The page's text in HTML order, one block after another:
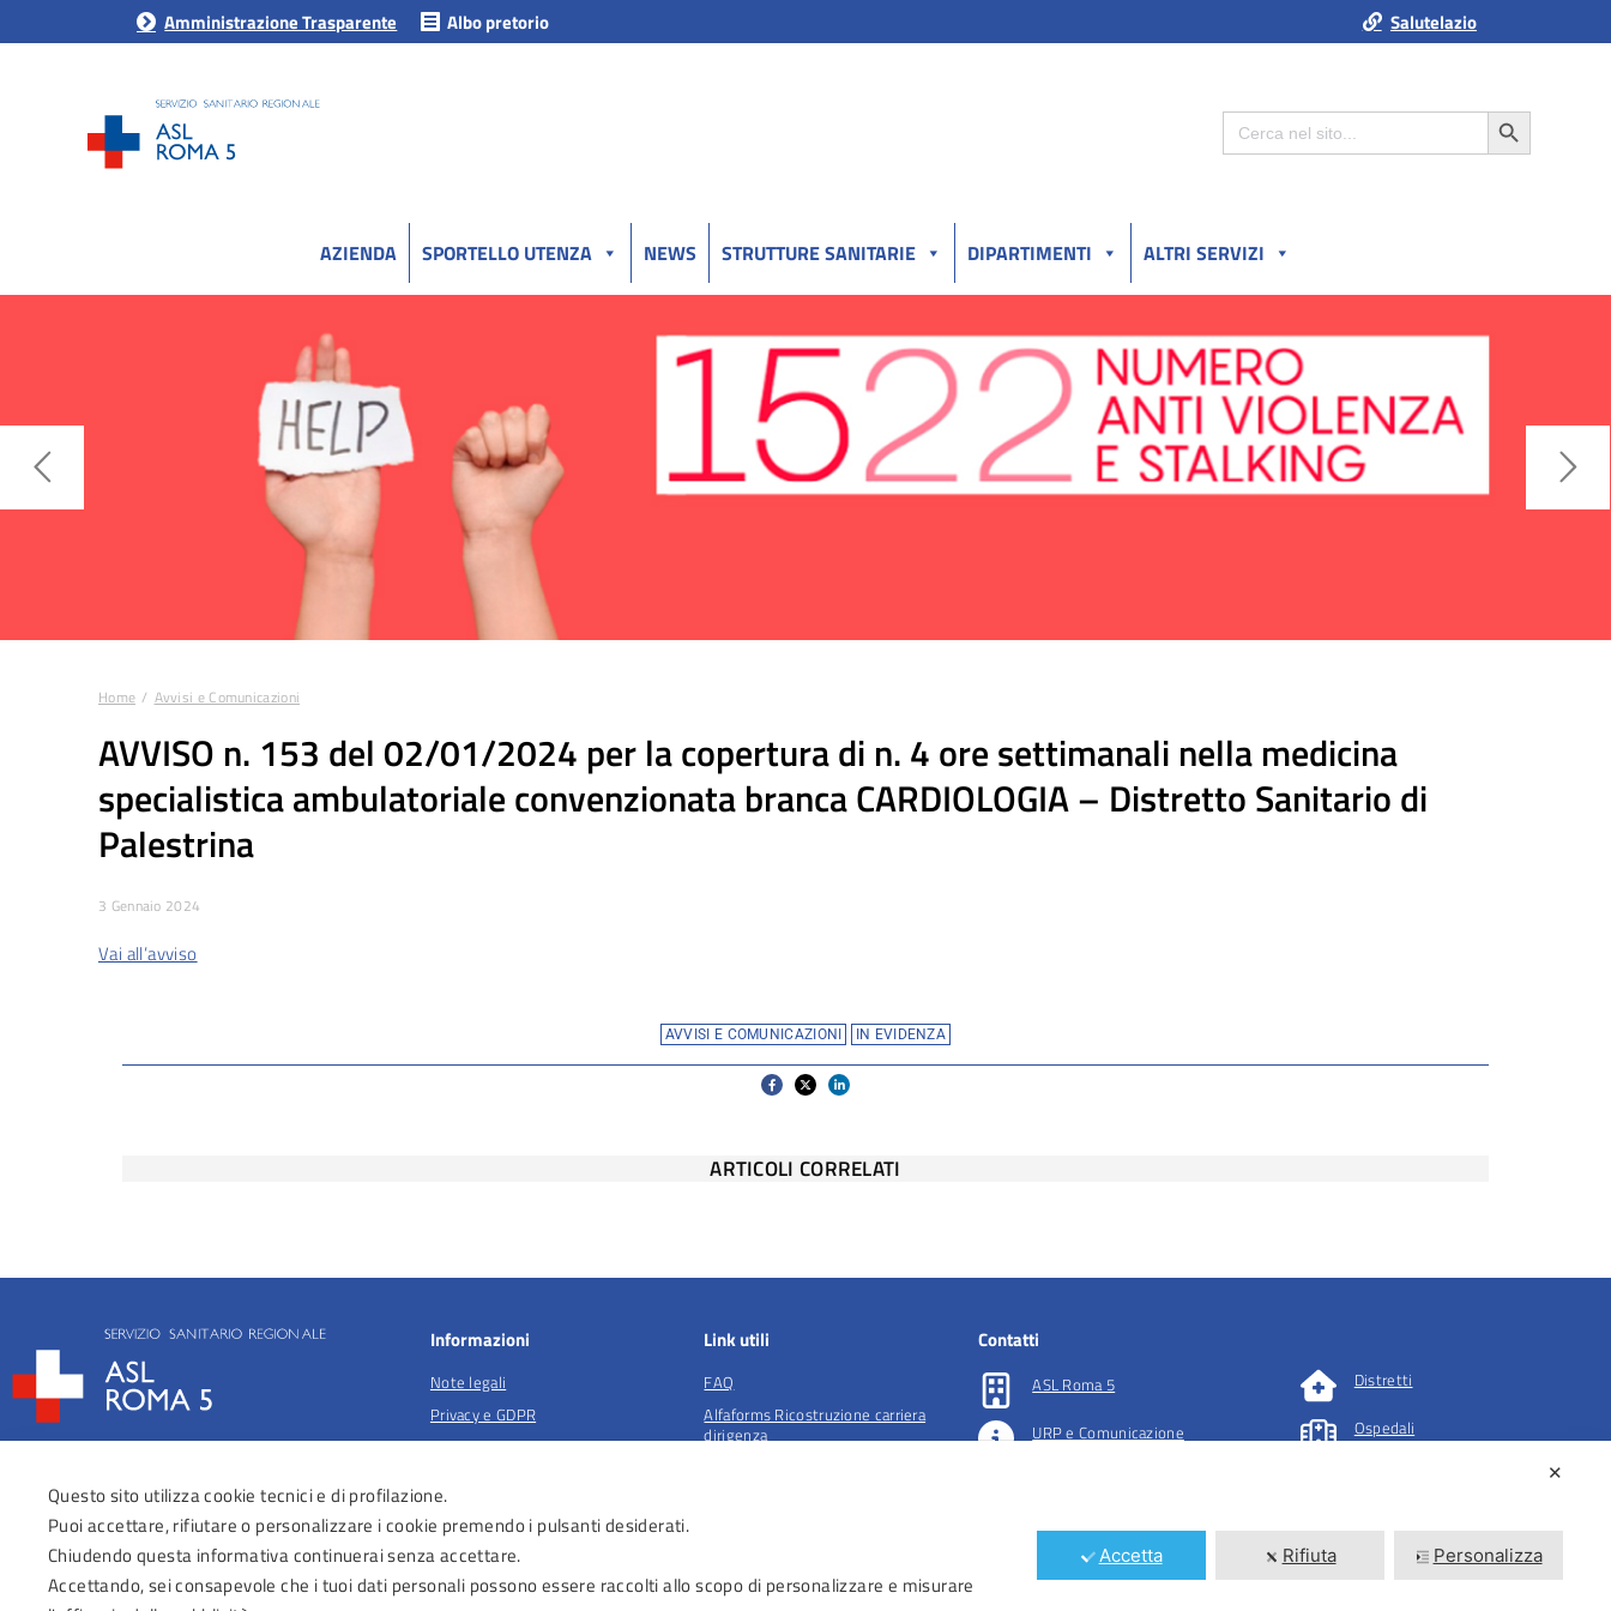
Amministrazione Trasparente Albo pretorio Salutelazio
Search
for:
Search Button
AZIENDA SPORTELLO UTENZA NEWS STRUTTURE SANITARIE DIPARTIMENTI ALTRI SERVIZI
Tu sei qui:
Home Avvisi e Comunicazioni
AVVISO n. 153 del 02/01/2024 per la copertura di n. 4 ore settimanali nella medicina
specialistica ambulatoriale convenzionata branca CARDIOLOGIA – Distretto Sanitario di
Palestrina
3 Gennaio 2024
Vai all’avviso
AVVISI E COMUNICAZIONI IN EVIDENZA
ARTICOLI CORRELATI
Informazioni
Note legali
Privacy e GDPR
Privacy per finalità e tutela della
Anticorruzione
Obiettivi di accessibilità
Dichiarazione di accessibilità
Regolamenti Aziendali
Link utili
FAQ
Alfaforms Ricostruzione carriera
dirigenza
Contatti
ASL Roma 5
URP e Comunicazione
Distretti
Ospedali
✕
Questo sito utilizza cookie tecnici e di profilazione.
Puoi accettare, rifiutare o personalizzare i cookie premendo i pulsanti desiderati.
Chiudendo questa informativa continuerai senza accettare.
Accettando, sei consapevole che i tuoi dati personali possono essere raccolti allo scopo di personalizzare e misurare
Accetta Rifiuta Personalizza